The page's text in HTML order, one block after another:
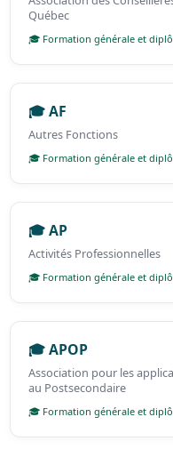
Québec
🎓 Formation générale et
🎓 AF
Autres Fonctions
🎓 Formation générale et
🎓 AP
Activités Professionnelles
🎓 Formation générale et
🎓 APOP
Association pour les
au Postsecondaire
🎓 Formation générale et